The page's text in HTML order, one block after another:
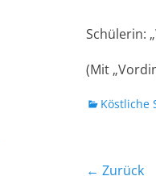
Schülerin:
(Mit
Kategorien
Köstliche
← Zurück